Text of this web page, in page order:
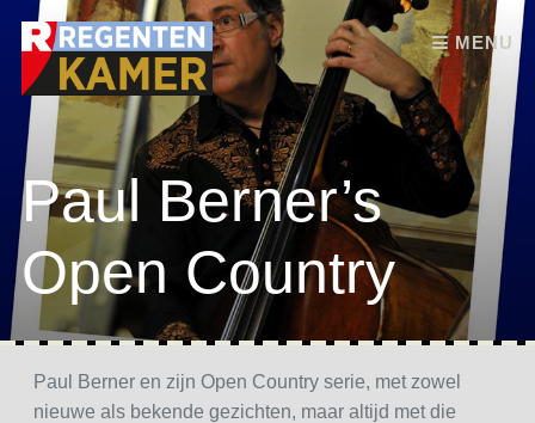
MENU
Skip to content
Paul Berner’s
Open Country
Paul Berner en zijn Open Country serie, met zowel
nieuwe als bekende gezichten, maar altijd met die